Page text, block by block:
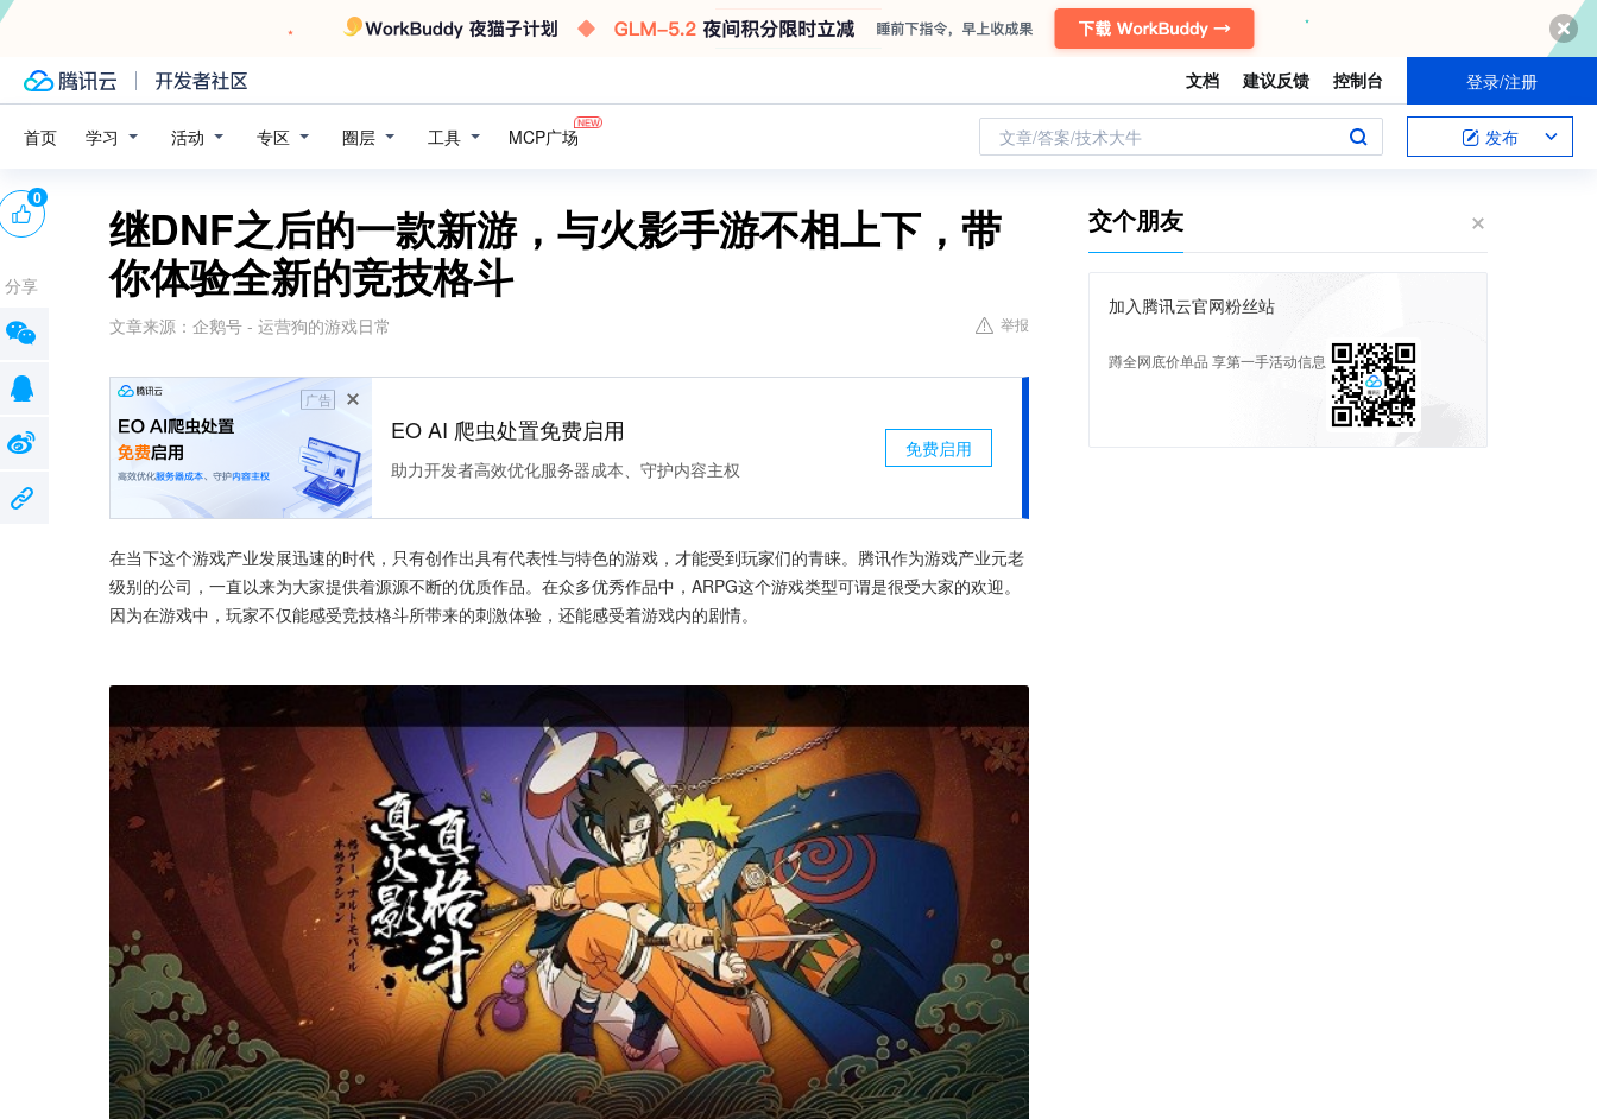
文档 建议反馈 控制台 登录/注册
首页 学习 活动 专区 圈层 工具 MCP广场 文章/答案/技术大牛 发布
继DNF之后的一款新游，与火影手游不相上下，带
你体验全新的竞技格斗
文章来源： 企鹅号 - 运营狗的游戏日常 举报
广告
EO AI 爬虫处置免费启用
助力开发者高效优化服务器成本、守护内容主权
免费启用
在当下这个游戏产业发展迅速的时代，只有创作出具有代表性与特色的游戏，才能受到玩家们的青睐。腾讯作为游戏产业元老
级别的公司，一直以来为大家提供着源源不断的优质作品。在众多优秀作品中，ARPG这个游戏类型可谓是很受大家的欢迎。
因为在游戏中，玩家不仅能感受竞技格斗所带来的刺激体验，还能感受着游戏内的剧情。
0
分享
交个朋友
加入腾讯云官网粉丝站
蹲全网底价单品 享第一手活动信息